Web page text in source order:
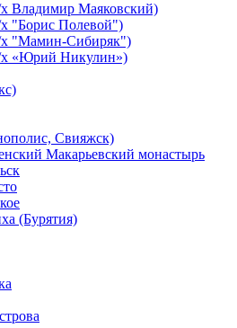
Владимир Маяковский)
"Борис Полевой")
х "Мамин-Сибиряк")
х «Юрий Никулин»)
Свияжск)
Макарьевский монастырь
(Бурятия)